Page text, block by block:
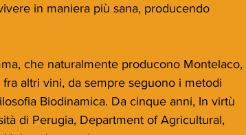
in maniera più sana, producendo
che naturalmente producono Montelaco,
altri vini, da sempre seguono i metodi
Biodinamica. Da cinque anni, In virtù
di Perugia, Department of Agricultural,